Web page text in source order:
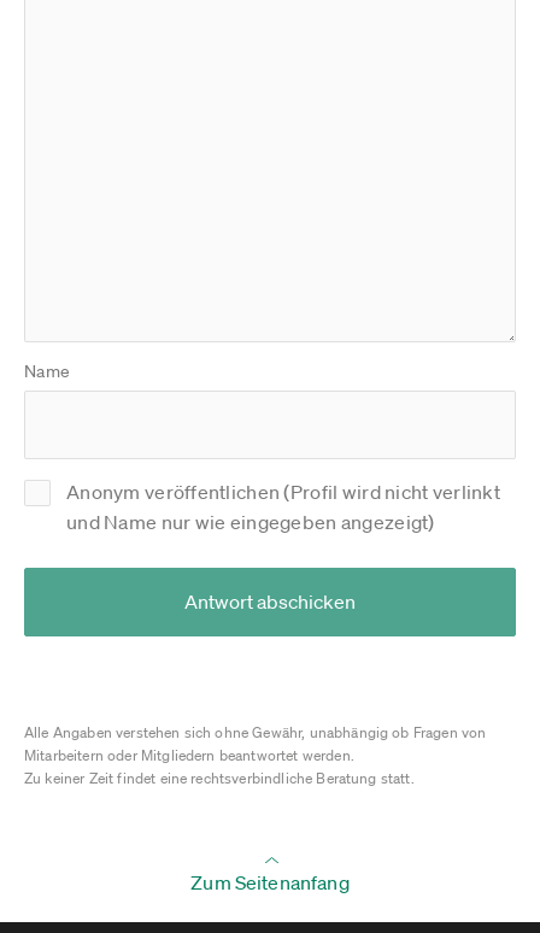
Name
Anonym veröffentlichen (Profil wird nicht verlinkt
und Name nur wie eingegeben angezeigt)
Antwort abschicken
Alle Angaben verstehen sich ohne Gewähr, unabhängig ob Fragen von
Mitarbeitern oder Mitgliedern beantwortet werden.
Zu keiner Zeit findet eine rechtsverbindliche Beratung statt.
Zum Seitenanfang